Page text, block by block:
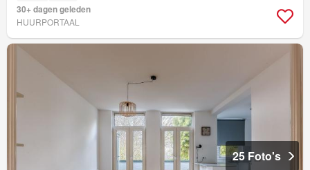
30+ dagen geleden
HUURPORTAAL
25 Foto's